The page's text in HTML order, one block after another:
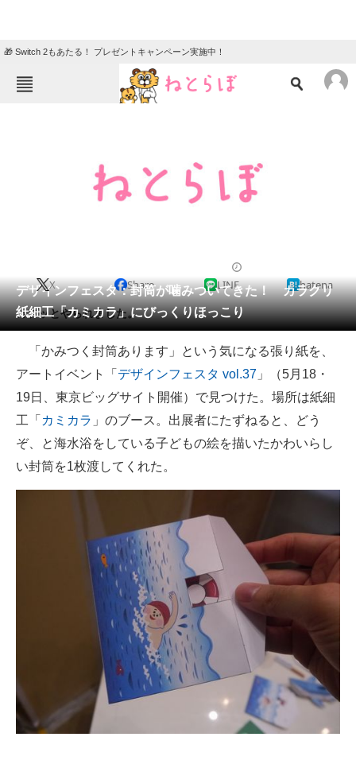
🎁 Switch 2もあたる！ プレゼントキャンペーン実施中！
クイズ
地域
会員記事
メディア
注目記事を集めた総合ページ
ITの今と未来を見通す
スマホと通信の最新トレンド
進化するPCとデバイスの未来
好きが集まる 比べて選べる
ビジネスと働き方のヒント
AI活用のいまが分かる
企業ITのトレンドを詳説
経営リーダーのコミュニティ
マーケ×ITの今がよく分かる
ITエンジニア向け専門サイト
企業向けIT製品の総合サイト
デザインフェスタ：封筒が噛みついてきた！ カラクリ
紙細工「カミカラ」にびっくりほっこり
X Share LINE hatena
カプッとやられました。
「かみつく封筒あります」という気になる張り紙を、
アートイベント「 デザインフェスタ vol.37 」（5月18・
19日、東京ビッグサイト開催）で見つけた。場所は紙細
工「 カミカラ 」のブース。出展者にたずねると、どう
ぞ、と海水浴をしている子どもの絵を描いたかわいらし
い封筒を1枚渡してくれた。